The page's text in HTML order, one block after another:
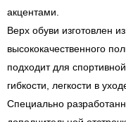
акцентами.
Верх обуви изготовлен
высококачественного
подходит для
гибкости, легкости в
Специально